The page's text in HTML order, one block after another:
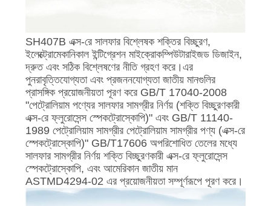
SH407B এক্স-রে সালফার বিশ্লেষক শক্তির বিচ্ছুরণ,
ইলেক্ট্রোমেকানিকাল ইন্টিগ্রেশন মাইক্রোকম্পিউটারাইজড ডিজাইন,
দ্রুত এবং সঠিক বিশ্লেষণের নীতি গ্রহণ করে।এর
পুনরাবৃত্তিযোগ্যতা এবং প্রজননযোগ্যতা জাতীয় মানগুলির
প্রাসঙ্গিক প্রয়োজনীয়তা পূরণ করে GB/T 17040-2008
"পেট্রোলিয়াম পণ্যের সালফার সামগ্রীর নির্ণয় (শক্তি বিচ্ছুরণকারী
এক্স-রে ফ্লুরোসেন্স স্পেকট্রোস্কোপি)" এবং GB/T 11140-
1989 পেট্রোলিয়াম সামগ্রীর পেট্রোলিয়াম সামগ্রীর পণ্য (এক্স-রে
স্পেকট্রোস্কোপি)" GB/T17606 অপরিশোধিত তেলের মধ্যে
সালফার সামগ্রীর নির্ণয় শক্তি বিচ্ছুরণকারী এক্স-রে ফ্লুরোসেন্স
স্পেকট্রোস্কোপি, এবং আমেরিকান জাতীয় মান
ASTMD4294-02 এর প্রয়োজনীয়তা সম্পূর্ণরূপে পূরণ করে।